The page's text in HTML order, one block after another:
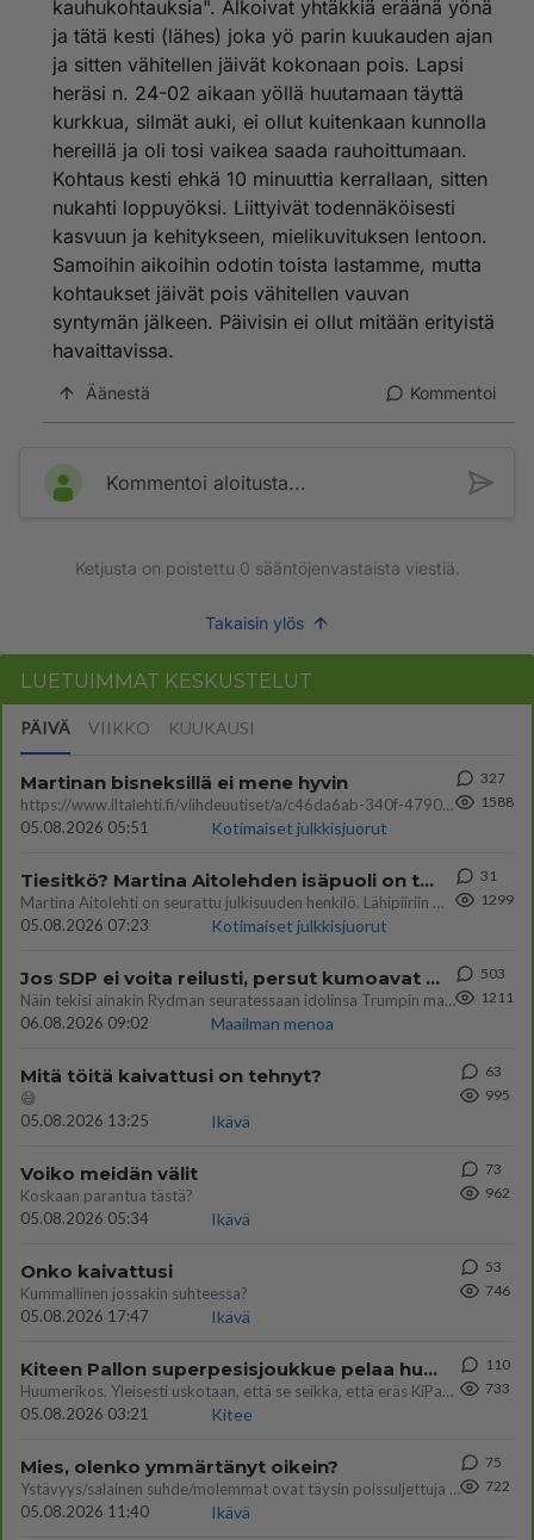
Oli erittäin ymmärtäväinen lääkäri. Olin varautunut
kuulemaan "lapset välillä itkee" kommentin.
Sanoi että lapsi voi olla yö kukkuja mutta kun ei noista
naperoista ota aina selvää.
Kiitos kuitenkin "mato vinkistä". Luin hiukan aiheesta
netistä ja oireet olisivat sopineet hyvin kuvaan. Jään
kuitenkin vielä tätäkin asiaa tarkkailemaan!
kauhukohtauksia". Alkoivat yhtäkkiä eräänä yönä
ja tätä kesti (lähes) joka yö parin kuukauden ajan
ja sitten vähitellen jäivät kokonaan pois. Lapsi
heräsi n. 24-02 aikaan yöllä huutamaan täyttä
kurkkua, silmät auki, ei ollut kuitenkaan kunnolla
hereillä ja oli tosi vaikea saada rauhoittumaan.
Kohtaus kesti ehkä 10 minuuttia kerrallaan, sitten
nukahti loppuyöksi. Liittyivät todennäköisesti
kasvuun ja kehitykseen, mielikuvituksen lentoon.
Samoihin aikoihin odotin toista lastamme, mutta
kohtaukset jäivät pois vähitellen vauvan
syntymän jälkeen. Päivisin ei ollut mitään erityistä
havaittavissa.
Äänestä Kommentoi
Kommentoi aloitusta...
Ketjusta on poistettu 0 sääntöjenvastaista viestiä.
Takaisin ylös
LUETUIMMAT KESKUSTELUT
PÄIVÄ VIIKKO KUUKAUSI
Martinan bisneksillä ei mene hyvin
https://www.iltalehti.fi/viihdeuutiset/a/c46da6ab-340f-4790-aaa7-0865eed2336 Yrityksen konkurssihakemus on tullut kärä
05.08.2026 05:51
Kotimaiset julkkisjuorut
327
1588
Tiesitkö? Martina Aitolehden isäpuoli on tämä suosittu laulaja
Martina Aitolehti on seurattu julkisuuden henkilö. Lähipiiriin mahtuu muitakin tunnettuja henkilöitä. Tiesitkö, että Ma
05.08.2026 07:23
Kotimaiset julkkisjuorut
31
1299
Jos SDP ei voita reilusti, persut kumoavat demokratian Suomesta
Näin tekisi ainakin Rydman seuratessaan idolinsa Trumpin mallia https://www.is.fi/politiikka/art-2000012187244.html
06.08.2026 09:02
Maailman menoa
503
1211
Mitä töitä kaivattusi on tehnyt?
😅
05.08.2026 13:25
Ikävä
63
995
Voiko meidän välit
Koskaan parantua tästä?
05.08.2026 05:34
Ikävä
73
962
Onko kaivattusi
Kummallinen jossakin suhteessa?
05.08.2026 17:47
Ikävä
53
746
Kiteen Pallon superpesisjoukkue pelaa huumeiden vaikutuksen alaisena
Huumerikos. Yleisesti uskotaan, että se seikka, että eräs KiPan pelaaja kärähtää huumeista, on vain jäävuoren huippu. M
05.08.2026 03:21
Kitee
110
733
Mies, olenko ymmärtänyt oikein?
Ystävyys/salainen suhde/molemmat ovat täysin poissuljettuja asioita? Nainen
05.08.2026 11:40
Ikävä
75
722